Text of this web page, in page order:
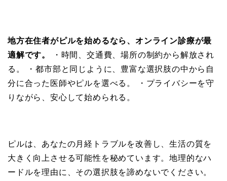
地方在住者がピルを始めるなら、オンライン診療が最
適解です。
・時間、交通費、場所の制約から解放され
る。 ・都市部と同じように、豊富な選択肢の中から自
分に合った医師やピルを選べる。 ・プライバシーを守
りながら、安心して始められる。
ピルは、あなたの月経トラブルを改善し、生活の質を
大きく向上させる可能性を秘めています。地理的なハ
ードルを理由に、その選択肢を諦めないでください。